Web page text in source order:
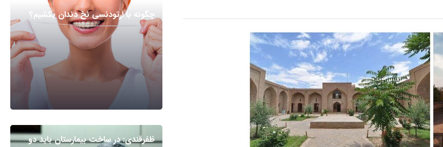
چگونه با ارتودنسی نخ دندان بکشیم؟
ظفرقندی: در ساخت بیمارستان باید دو